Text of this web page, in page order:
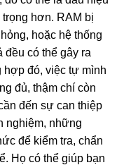
hơn. RAM bị
hoặc hệ thống
đều có thể gây ra
hợp đó, việc tự mình
đủ, thậm chí còn
đến sự can thiệp
nghiệm, những
để kiểm tra, chẩn
Họ có thể giúp bạn